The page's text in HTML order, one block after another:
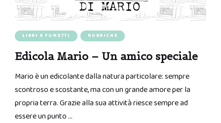
LIBRI E FUMETTI RUBRICHE
Edicola Mario – Un amico speciale
Mario è un edicolante dalla natura particolare: sempre
scontroso e scostante, ma con un grande amore per la
propria terra. Grazie alla sua attività riesce sempre ad
essere un punto …